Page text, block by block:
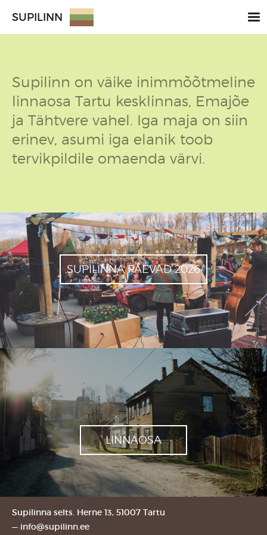
SUPILINN
Supilinn on väike inimmõõtmeline
linnaosa Tartu kesklinnas, Emajõe
ja Tähtvere vahel. Iga maja on siin
erinev, asumi iga elanik toob
tervikpildile omaenda värvi.
SUPILINNA PÄEVAD 2026
LINNAOSA
Supilinna selts. Herne 13, 51007 Tartu
— info@supilinn.ee